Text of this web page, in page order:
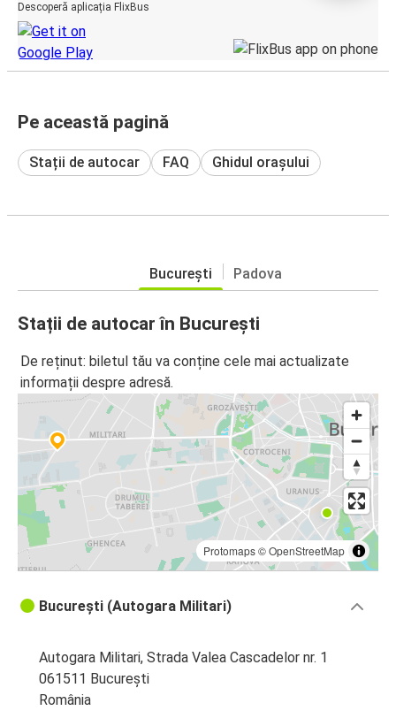
Descoperă aplicația FlixBus
Pe această pagină
Stații de autocar FAQ Ghidul orașului
București Padova
Stații de autocar în București
De reținut: biletul tău va conține cele mai actualizate
informații despre adresă.
Protomaps©OpenStreetMap
București (Autogara Militari)
Autogara Militari, Strada Valea Cascadelor nr. 1
061511 București
România